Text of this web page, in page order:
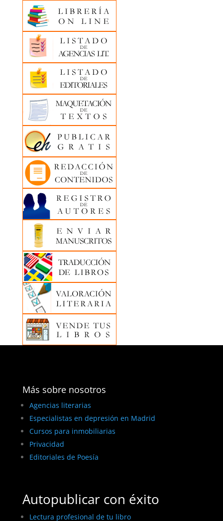
Más sobre nosotros
Agencias literarias
Especialistas en depresión en Madrid
Cursos para inmobiliarias
Privacidad
Editoriales de Poesía
Autopublicar con éxito
Lectura profesional de tu libro